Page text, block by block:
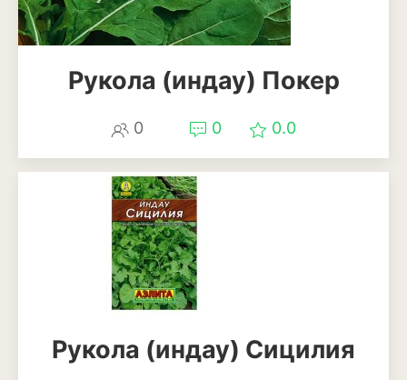
Эхинацея
Эшшольция
Зерновые культуры
Овёс
Комнатные растения
Алоказия
Рукола (индау) Покер
0 0 0.0
Рукола (индау) Сицилия